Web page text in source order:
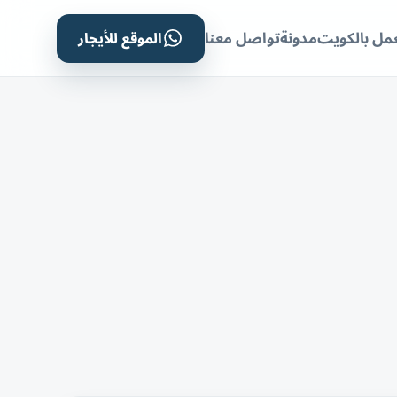
بالكويتمدونةتواصل معنا الموقع للأيجار